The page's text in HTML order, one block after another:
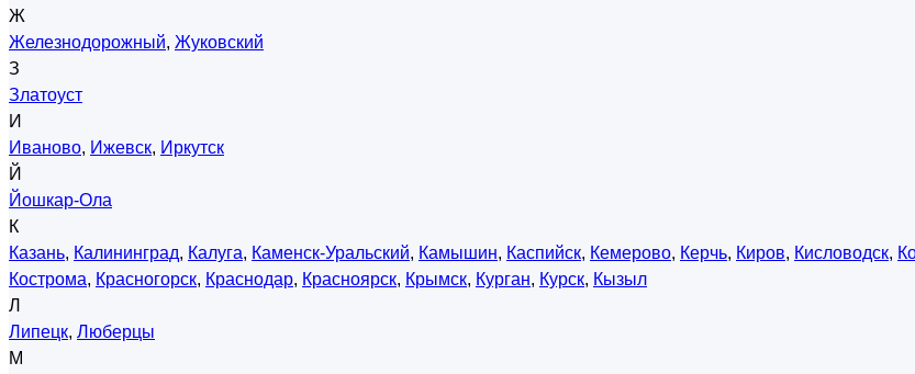
Ж
Железнодорожный, Жуковский
З
Златоуст
И
Иваново, Ижевск, Иркутск
Й
Йошкар-Ола
К
Казань, Калининград, Калуга, Каменск-Уральский, Камышин, Каспийск, Кемерово, Керчь, Киров, Кисловодск,
Кострома, Красногорск, Краснодар, Красноярск, Крымск, Курган, Курск, Кызыл
Л
Липецк, Люберцы
М